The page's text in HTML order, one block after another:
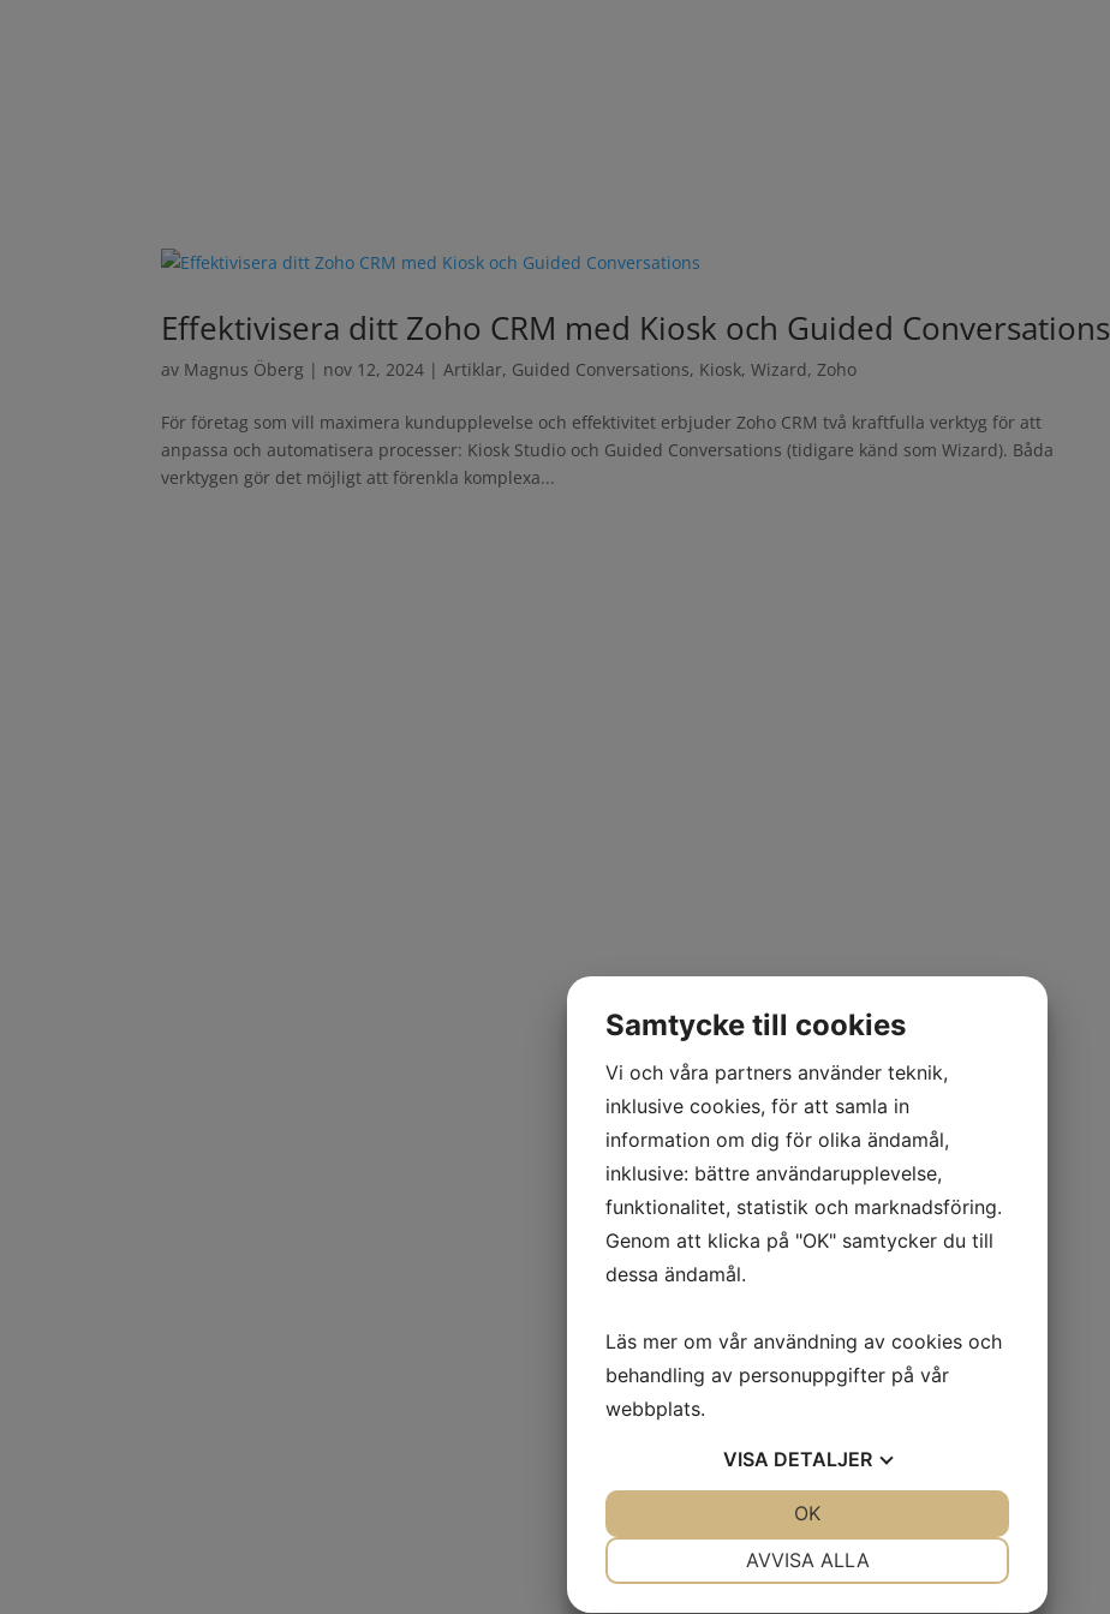
Effektivisera ditt Zoho CRM med Kiosk och Guided Conversations
av Magnus Öberg | nov 12, 2024 |Artiklar, Guided Conversations, Kiosk,Wizard,Zoho
För företag som vill maximera kundupplevelse och effektivitet erbjuder Zoho CRM två kraftfulla verktyg för att
anpassa och automatisera processer: Kiosk Studio och Guided Conversations (tidigare känd som Wizard). Båda
verktygen gör det möjligt att förenkla komplexa...
Samtycke till cookies
Vi och våra partners använder teknik,
inklusive cookies, för att samla in
information om dig för olika ändamål,
inklusive: bättre användarupplevelse,
funktionalitet, statistik och marknadsföring.
Genom att klicka på "OK" samtycker du till
dessa ändamål.
Läs mer om vår användning av cookies och
behandling av personuppgifter på vår
webbplats.
VISA DETALJER
AVVISA ALLA
OK